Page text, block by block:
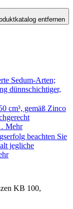
entfernen
Sedum-Arten;
dünnschichtiger,
cm³, gemäß Zinco
Mehr
beachten Sie
jegliche
KB 100,